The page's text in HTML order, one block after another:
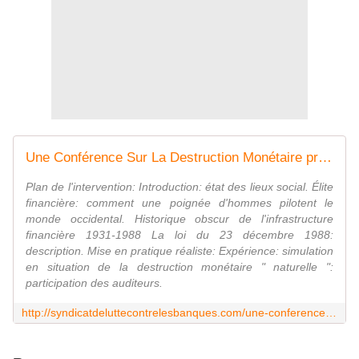
Une Conférence Sur La Destruction Monétaire près de chez vous ?
Plan de l'intervention: Introduction: état des lieux social. Élite
financière: comment une poignée d'hommes pilotent le
monde occidental. Historique obscur de l'infrastructure
financière 1931-1988 La loi du 23 décembre 1988:
description. Mise en pratique réaliste: Expérience: simulation
en situation de la destruction monétaire " naturelle ":
participation des auditeurs.